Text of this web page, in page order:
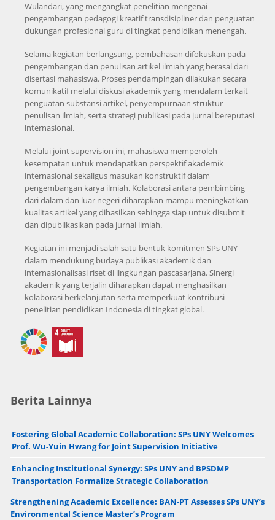
Wulandari, yang mengangkat penelitian mengenai
pengembangan pedagogi kreatif transdisipliner dan penguatan
dukungan profesional guru di tingkat pendidikan menengah.
Selama kegiatan berlangsung, pembahasan difokuskan pada
pengembangan dan penulisan artikel ilmiah yang berasal dari
disertasi mahasiswa. Proses pendampingan dilakukan secara
komunikatif melalui diskusi akademik yang mendalam terkait
penguatan substansi artikel, penyempurnaan struktur
penulisan ilmiah, serta strategi publikasi pada jurnal bereputasi
internasional.
Melalui joint supervision ini, mahasiswa memperoleh
kesempatan untuk mendapatkan perspektif akademik
internasional sekaligus masukan konstruktif dalam
pengembangan karya ilmiah. Kolaborasi antara pembimbing
dari dalam dan luar negeri diharapkan mampu meningkatkan
kualitas artikel yang dihasilkan sehingga siap untuk disubmit
dan dipublikasikan pada jurnal ilmiah.
Kegiatan ini menjadi salah satu bentuk komitmen SPs UNY
dalam mendukung budaya publikasi akademik dan
internasionalisasi riset di lingkungan pascasarjana. Sinergi
akademik yang terjalin diharapkan dapat menghasilkan
kolaborasi berkelanjutan serta memperkuat kontribusi
penelitian pendidikan Indonesia di tingkat global.
Berita Lainnya
Fostering Global Academic Collaboration: SPs UNY Welcomes
Prof. Wu-Yuin Hwang for Joint Supervision Initiative
Enhancing Institutional Synergy: SPs UNY and BPSDMP
Transportation Formalize Strategic Collaboration
Strengthening Academic Excellence: BAN-PT Assesses SPs UNY’s
Environmental Science Master’s Program